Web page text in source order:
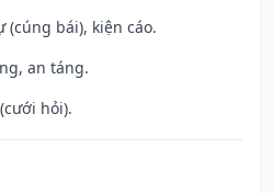
(cúng bái), kiện cáo.
an táng.
hỏi).